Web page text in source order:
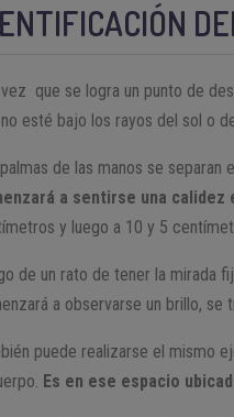
vez que se logra un punto de
esté bajo los rayos del sol o
de las manos se
a sentirse una calidez
y luego a 10 y 5
de un rato de tener la mirada
a observarse un brillo, se
puede realizarse el mismo
Es en ese espacio